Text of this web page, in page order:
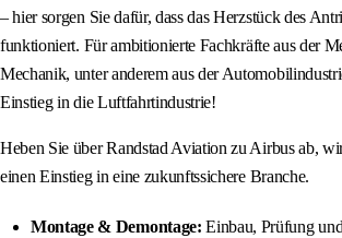
– hier sorgen Sie dafür, dass das Herzstück des
funktioniert. Für ambitionierte Fachkräfte aus der
Mechanik, unter anderem aus der
Einstieg in die Luftfahrtindustrie!
Heben Sie über Randstad Aviation zu Airbus ab,
einen Einstieg in eine zukunftssichere Branche.
Montage & Demontage: Einbau, Prüfung